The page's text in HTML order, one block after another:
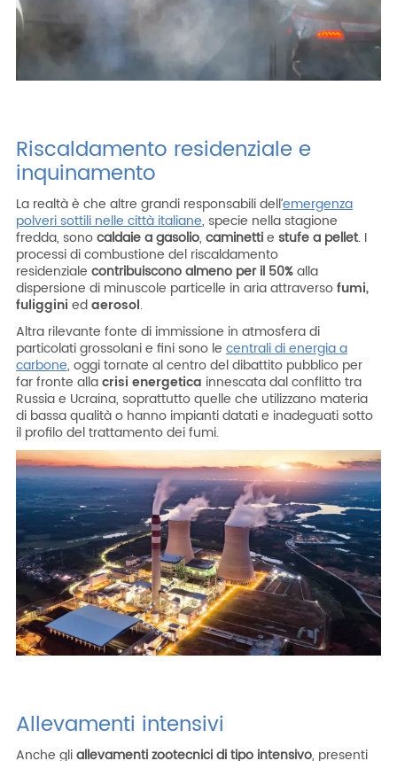
Riscaldamento residenziale e
inquinamento
La realtà è che altre grandi responsabili dell’emergenza
polveri sottili nelle città italiane, specie nella stagione
fredda, sonocaldaie a gasolio, caminettie stufe a pellet. I
processi di combustione del riscaldamento
residenziale contribuiscono almeno per il 50%alla
dispersione di minuscole particelle in aria attraversofumi,
fuligginiedaerosol.
Altra rilevante fonte di immissione in atmosfera di
particolati grossolani e fini sono le centrali di energia a
carbone, oggi tornate al centro del dibattito pubblico per
far fronte allacrisi energetica innescata dal conflitto tra
Russia e Ucraina, soprattutto quelle che utilizzano materia
di bassa qualità o hanno impianti datati e inadeguati sotto
il profilo del trattamento dei fumi.
Allevamenti intensivi
Anche gliallevamenti zootecnici di tipo intensivo, presenti